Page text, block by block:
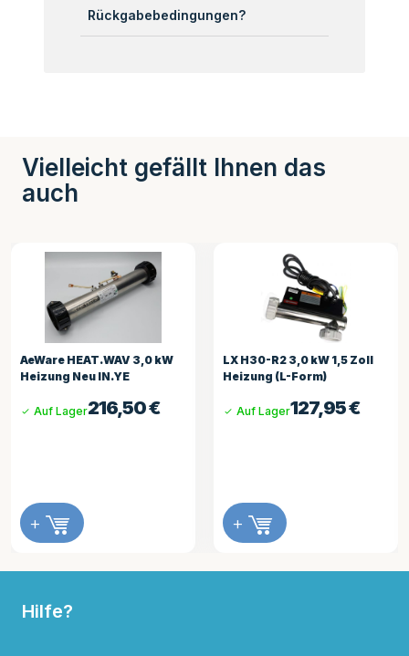
Rückgabebedingungen?
Vielleicht gefällt Ihnen das
auch
kW
LX H30-R2 3,0 kW 1,5 Zoll
Heizung (L-Form)
127,95
Auf Lager
HydroQuip 2.5kW
Challenger Heizung
Auf Lager
Hilfe?